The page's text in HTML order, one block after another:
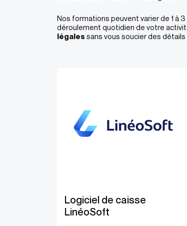
Nos formations peuvent varier de 1 à
déroulement quotidien de votre
légales sans vous soucier des
Logiciel de caisse
LinéoSoft